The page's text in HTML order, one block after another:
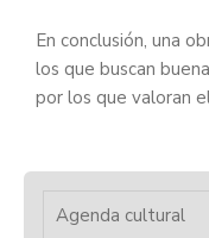
En conclusión, una
los que buscan
por los que valoran
Agenda cultural